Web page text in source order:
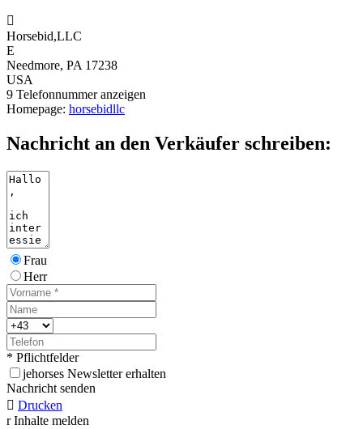

Horsebid,LLC
E
Needmore, PA 17238
USA
9 Telefonnummer anzeigen
Homepage: horsebidllc
Nachricht an den Verkäufer schreiben:
Frau
Herr
* Pflichtfelder
jehorses Newsletter erhalten
Nachricht senden
 Drucken
r Inhalte melden